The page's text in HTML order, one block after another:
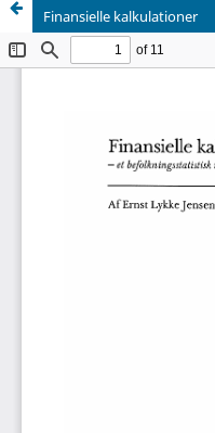
Finansielle kalkulationer